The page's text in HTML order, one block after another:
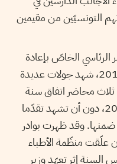
التونسيّين من مقيمين
الرئاسي الخاصّ بإعادة
تنظيم الدراسات الطبيّة في نوفمبر 2011، شهد جولات عديدة
ثلاث محاضر اتفاق سنة
2012 و2014 وأخيرا في فيفري 2017، دون أن تشهد تقدّما
ضمنها. وقد ظهرت بوادر
نوفمبر 2017، بعد أن علّقت منظّمة الأطباء
من نفس السنة إثر تعهّد وزير